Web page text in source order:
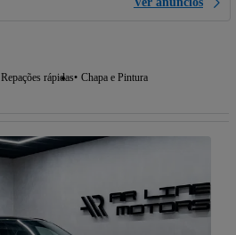
Repações rápidas Chapa e Pintura